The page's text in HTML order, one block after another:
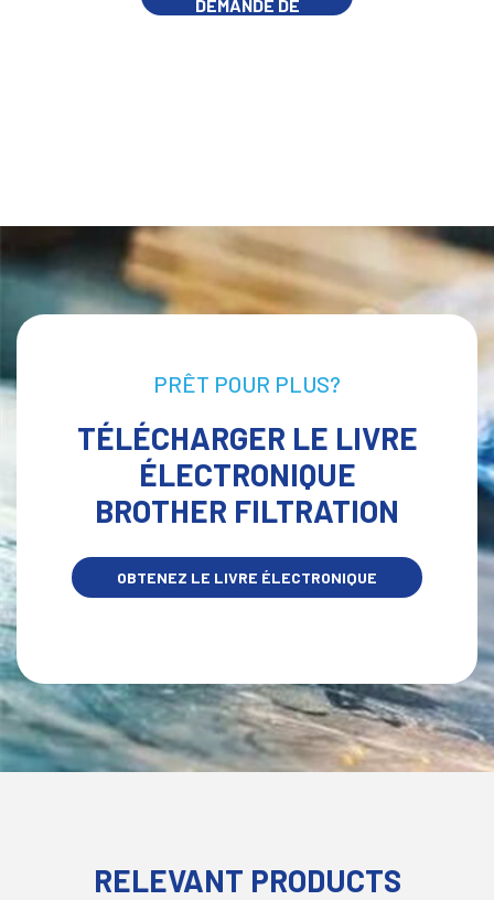
DEMANDE DE
PRÊT POUR PLUS?
TÉLÉCHARGER LE LIVRE
ÉLECTRONIQUE
BROTHER FILTRATION
OBTENEZ LE LIVRE ÉLECTRONIQUE
RELEVANT PRODUCTS